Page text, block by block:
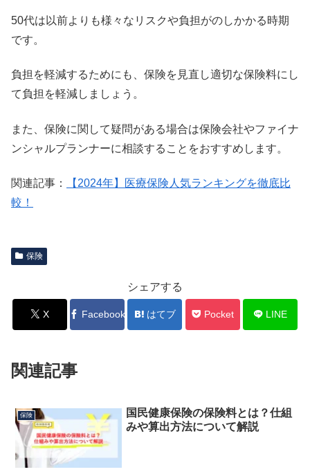
50代は以前よりも様々なリスクや負担がのしかかる時期
です。
負担を軽減するためにも、保険を見直し適切な保険料にし
て負担を軽減しましょう。
また、保険に関して疑問がある場合は保険会社やファイナ
ンシャルプランナーに相談することをおすすめします。
関連記事：
【2024年】医療保険人気ランキングを徹底比
較！
保険
シェアする
X Facebook はてブ Pocket LINE
関連記事
保険
国民健康保険の保険料とは？仕組
みや算出方法について解説